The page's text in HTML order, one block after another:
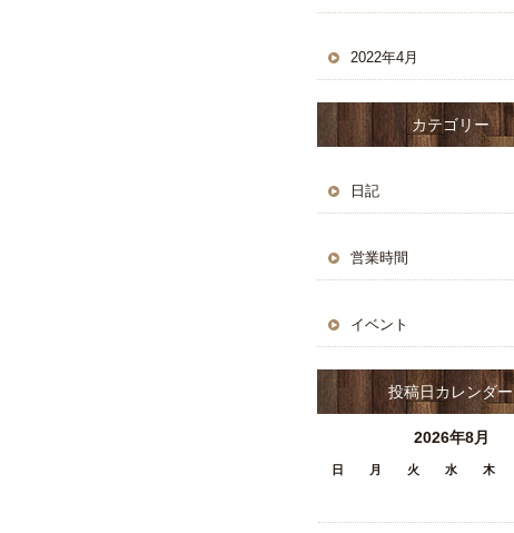
2022年4月
カテゴリー
日記
営業時間
イベント
投稿日カレンダー
2026年8月
日 月 火 水 木